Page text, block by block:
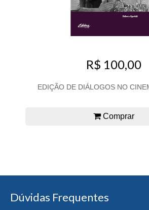
R$ 100,00
EDIÇÃO DE DIÁLOGOS NO
Comprar
Dúvidas Frequentes